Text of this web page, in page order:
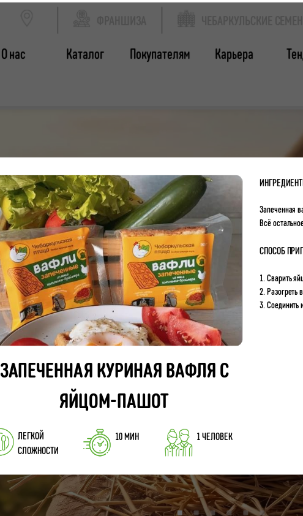
О нас Каталог Покупателям Карьера
ЗАПЕЧЕННАЯ КУРИНАЯ ВАФЛЯ С
ЯЙЦОМ-ПАШОТ
Запеченная
Всё
СПОСОБ
1. Сварить
2. Разогреть
3. Соединить
ЛЕГКОЙ
СЛОЖНОСТИ
10 МИН 1 ЧЕЛОВЕК